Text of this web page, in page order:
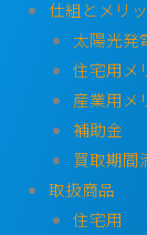
仕組とメリ
太陽光発
住宅用メ
産業用メ
補助金
買取期間
取扱商品
住宅用